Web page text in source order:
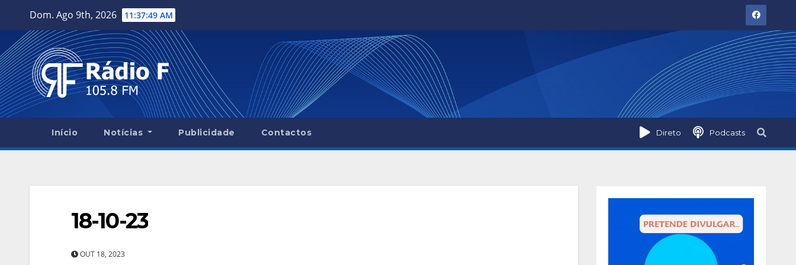
content
Dom. Ago 9th, 2026 11:37:50 AM
Direto Podcasts
Início Notícias Publicidade Contactos
18-10-23
OUT 18, 2023